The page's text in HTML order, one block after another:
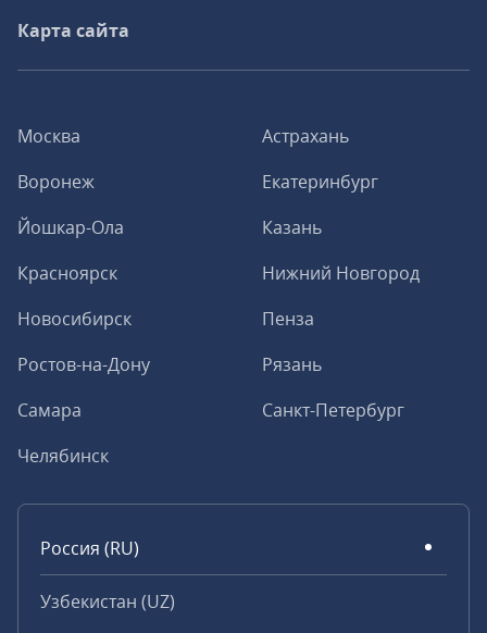
Москва
Астрахань
Воронеж
Екатеринбург
Йошкар-Ола
Казань
Красноярск
Нижний Новгород
Новосибирск
Пенза
Ростов-на-Дону
Рязань
Самара
Санкт-Петербург
Челябинск
Россия (RU)
Узбекистан (UZ)
Карта сайта